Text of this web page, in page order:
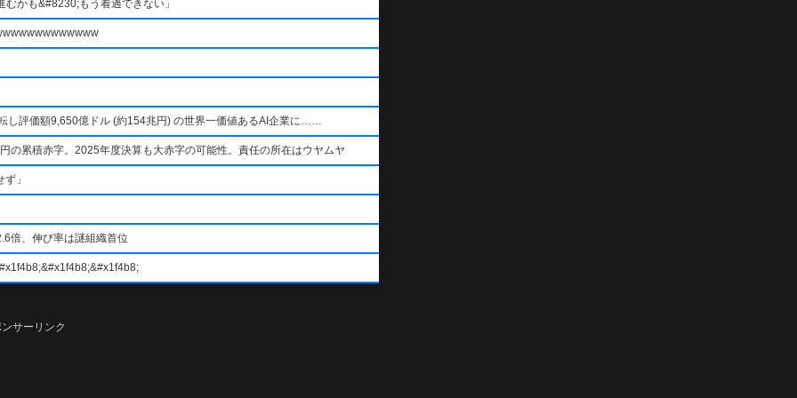
かも&#8230;もう看過できない」
し評価額9,650億ドル (約154兆円) の世界一価値あるAI企業に……
の累積赤字。2025年度決算も大赤字の可能性。責任の所在はウヤムヤ
」
倍、伸び率は謎組織首位
サーリンク